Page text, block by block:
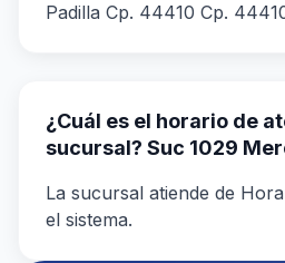
Padilla Cp. 44410 Cp.
¿Cuál es el horario de
sucursal? Suc 1029
La sucursal atiende de
el sistema.